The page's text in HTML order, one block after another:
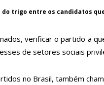
do trigo entre os candidatos
verificar o partido a
de setores sociais
no Brasil, também